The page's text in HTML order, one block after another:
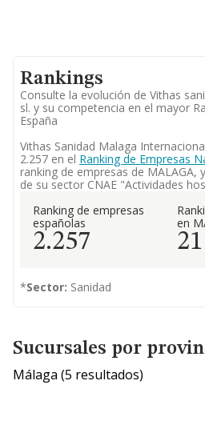
Rankings
Consulte la evolución de Vithas
sl. y su competencia en el mayor
España
Vithas Sanidad Malaga
2.257 en el Ranking de Empresas
ranking de empresas de MALAGA,
de su sector CNAE "Actividades
Ranking de empresas
españolas
2.257
en
21
*Sector: Sanidad
Sucursales por
Málaga (5 resultados)